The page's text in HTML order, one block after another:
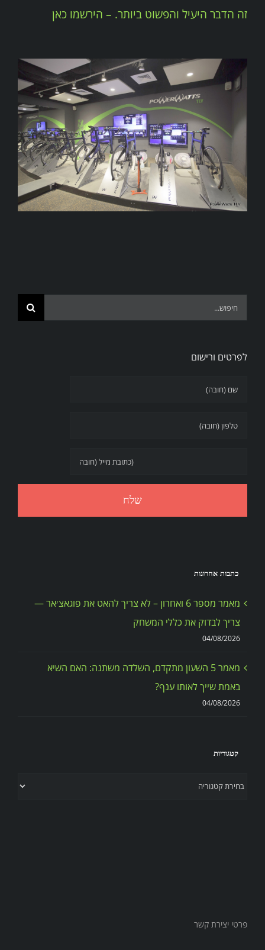
זה הדבר היעיל והפשוט ביותר. – הירשמו כאן
Search
for:
לפרטים ורישום
כתבות אחרונות
מאמר מספר 6 ואחרון – לא צריך להאט את פוגאצ׳אר —
צריך לבדוק את כללי המשחק
04/08/2026
מאמר 5 השעון מתקדם, השלדה משתנה: האם השיא
באמת שייך לאותו ענף?
04/08/2026
קטגוריות
קטגוריות
פרטי יצירת קשר